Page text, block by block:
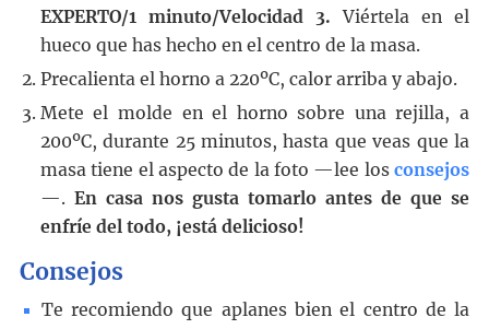
EXPERTO/1 minuto/Velocidad 3. Viértela en el
hueco que has hecho en el centro de la masa.
Precalienta el horno a 220ºC, calor arriba y abajo.
Mete el molde en el horno sobre una rejilla, a
200ºC, durante 25 minutos, hasta que veas que la
masa tiene el aspecto de la foto —lee losconsejos
—. En casa nos gusta tomarlo antes de que se
enfríe del todo, ¡está delicioso!
Consejos
Te recomiendo que aplanes bien el centro de la